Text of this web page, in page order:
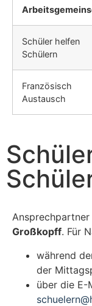
Schüler helfen
Schülern
Französisch
Austausch
Ansprechpartner
Großkopff. Für
während
der
über die E-